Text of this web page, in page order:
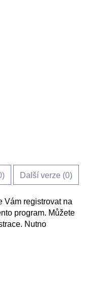
) Další verze (0)
Vám registrovat na
program. Můžete
Nutno